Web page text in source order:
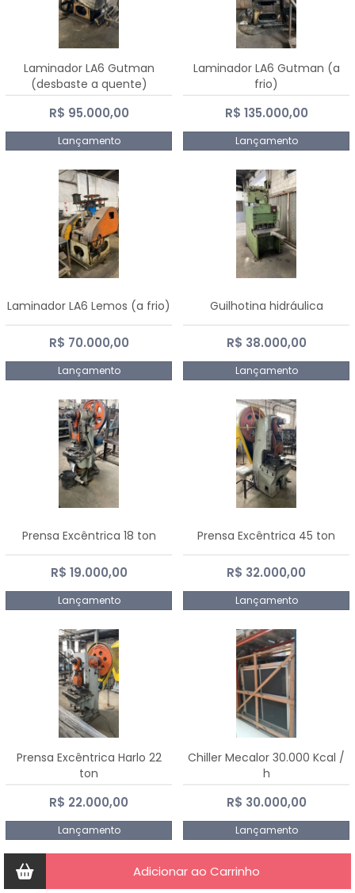
Laminador LA6 Gutman
(desbaste a quente)
R$ 95.000,00
Lançamento
Laminador LA6 Gutman (a
frio)
R$ 135.000,00
Lançamento
Laminador LA6 Lemos (a frio)
R$ 70.000,00
Lançamento
Guilhotina hidráulica
R$ 38.000,00
Lançamento
Prensa Excêntrica 18 ton
R$ 19.000,00
Lançamento
Prensa Excêntrica 45 ton
R$ 32.000,00
Lançamento
Prensa Excêntrica Harlo 22
ton
R$ 22.000,00
Lançamento
Chiller Mecalor 30.000 Kcal /
h
R$ 30.000,00
Lançamento
Adicionar ao Carrinho